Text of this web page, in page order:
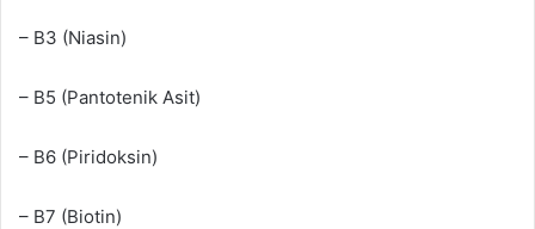
– B3 (Niasin)
– B5 (Pantotenik Asit)
– B6 (Piridoksin)
– B7 (Biotin)